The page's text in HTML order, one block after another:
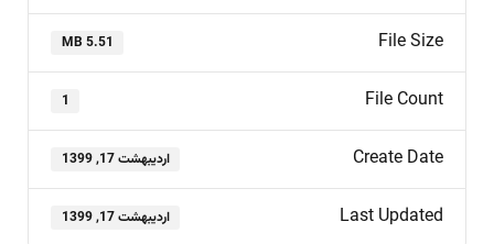
File Size
5.51 MB
File Count
1
Create Date اردیبهشت 17, 1399
Last Updated اردیبهشت 17, 1399